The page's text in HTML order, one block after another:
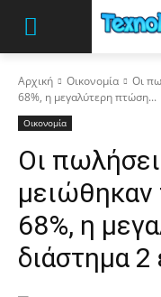
Αρχική Οικονομία
Οι
68%, η μεγαλύτερη πτώση...
Οικονομία
Οι
μειώθηκαν
68%, η
διάστημα